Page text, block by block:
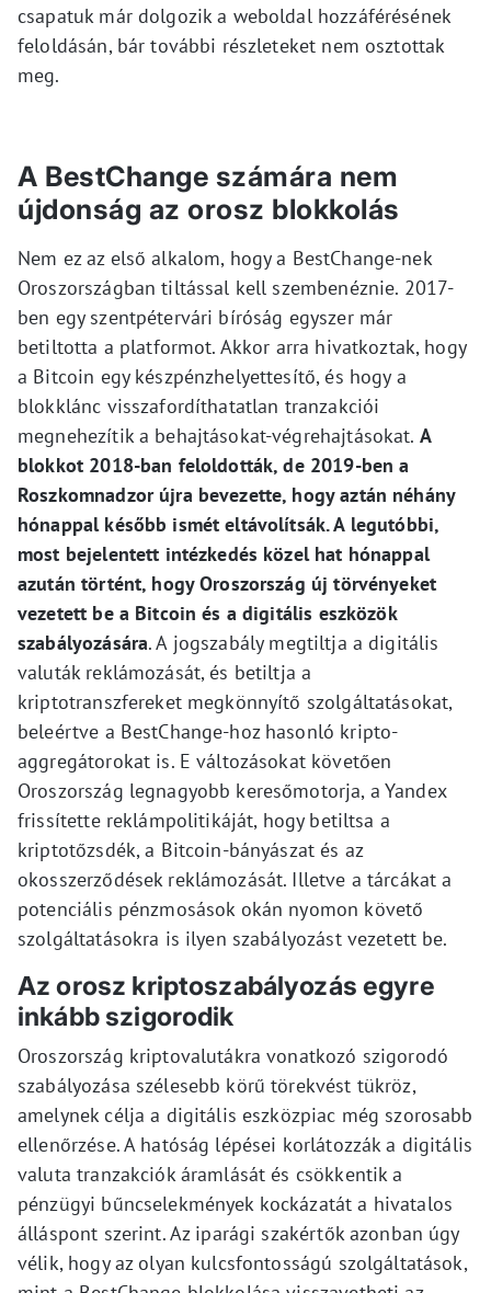
csapatuk már dolgozik a weboldal hozzáférésének
feloldásán, bár további részleteket nem osztottak
meg.
A BestChange számára nem
újdonság az orosz blokkolás
Nem ez az első alkalom, hogy a BestChange-nek
Oroszországban tiltással kell szembenéznie. 2017-
ben egy szentpétervári bíróság egyszer már
betiltotta a platformot. Akkor arra hivatkoztak, hogy
a Bitcoin egy készpénzhelyettesítő, és hogy a
blokklánc visszafordíthatatlan tranzakciói
megnehezítik a behajtásokat-végrehajtásokat. A
blokkot 2018-ban feloldották, de 2019-ben a
Roszkomnadzor újra bevezette, hogy aztán néhány
hónappal később ismét eltávolítsák. A legutóbbi,
most bejelentett intézkedés közel hat hónappal
azután történt, hogy Oroszország új törvényeket
vezetett be a Bitcoin és a digitális eszközök
szabályozására. A jogszabály megtiltja a digitális
valuták reklámozását, és betiltja a
kriptotranszfereket megkönnyítő szolgáltatásokat,
beleértve a BestChange-hoz hasonló kripto-
aggregátorokat is. E változásokat követően
Oroszország legnagyobb keresőmotorja, a Yandex
frissítette reklámpolitikáját, hogy betiltsa a
kriptotőzsdék, a Bitcoin-bányászat és az
okosszerződések reklámozását. Illetve a tárcákat a
potenciális pénzmosások okán nyomon követő
szolgáltatásokra is ilyen szabályozást vezetett be.
Az orosz kriptoszabályozás egyre
inkább szigorodik
Oroszország kriptovalutákra vonatkozó szigorodó
szabályozása szélesebb körű törekvést tükröz,
amelynek célja a digitális eszközpiac még szorosabb
ellenőrzése. A hatóság lépései korlátozzák a digitális
valuta tranzakciók áramlását és csökkentik a
pénzügyi bűncselekmények kockázatát a hivatalos
álláspont szerint. Az iparági szakértők azonban úgy
vélik, hogy az olyan kulcsfontosságú szolgáltatások,